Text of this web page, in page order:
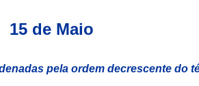
15 de Maio
pela ordem decrescente do